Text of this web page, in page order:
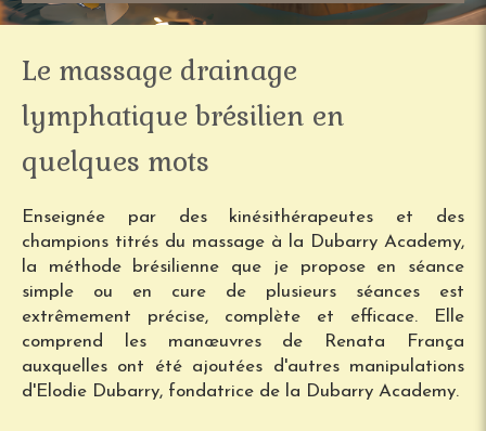
Le massage drainage
lymphatique brésilien en
quelques mots
Enseignée par des kinésithérapeutes et des
champions titrés du massage à la Dubarry Academy,
la méthode brésilienne que je propose en séance
simple ou en cure de plusieurs séances est
extrêmement précise, complète et efficace. Elle
comprend les manœuvres de Renata França
auxquelles ont été ajoutées d'autres manipulations
d'Elodie Dubarry, fondatrice de la Dubarry Academy.